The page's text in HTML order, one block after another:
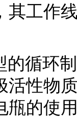
其工作
的循环
活性物
甁的使